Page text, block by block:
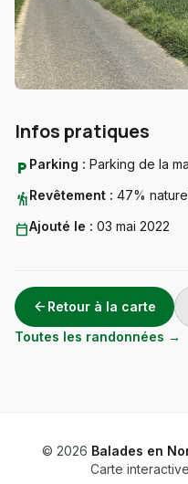
Infos pratiques
local_parking Parking : Parking de la
hikingRevêtement : 47%
calendar_todayAjouté le : 03 mai 2022
arrow_back Retour à la carte
Toutes les randonnées →
© 2026 Balades en
Carte interactive